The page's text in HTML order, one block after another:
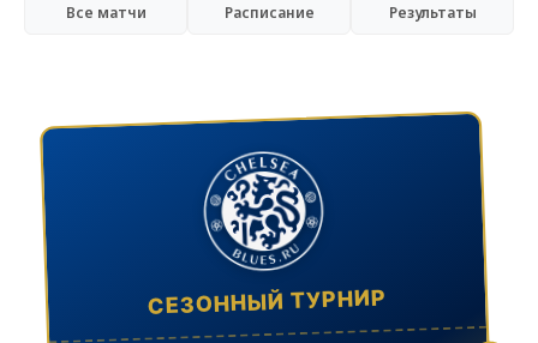
Все матчи Расписание Результаты
СЕЗОННЫЙ ТУРНИР